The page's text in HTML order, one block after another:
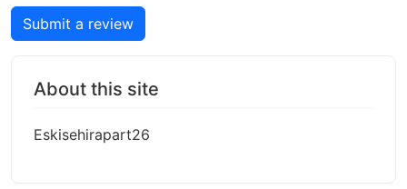
Submit a review
About this site
Eskisehirapart26